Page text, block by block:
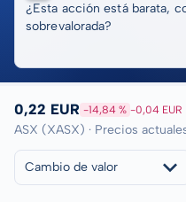
¿Esta acción está barata,
sobrevalorada?
0,22 EUR -14,84 % -0,04 EUR
ASX (XASX) · Precios
Cambio de valor